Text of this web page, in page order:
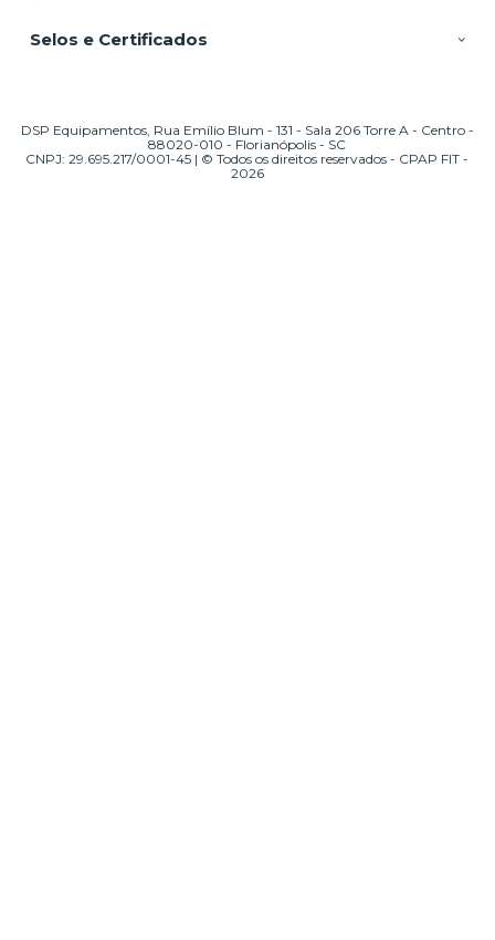
Selos e Certificados
DSP Equipamentos, Rua Emílio Blum - 131 - Sala 206 Torre A - Centro -
88020-010 - Florianópolis - SC
CNPJ: 29.695.217/0001-45 | © Todos os direitos reservados - CPAP FIT -
2026